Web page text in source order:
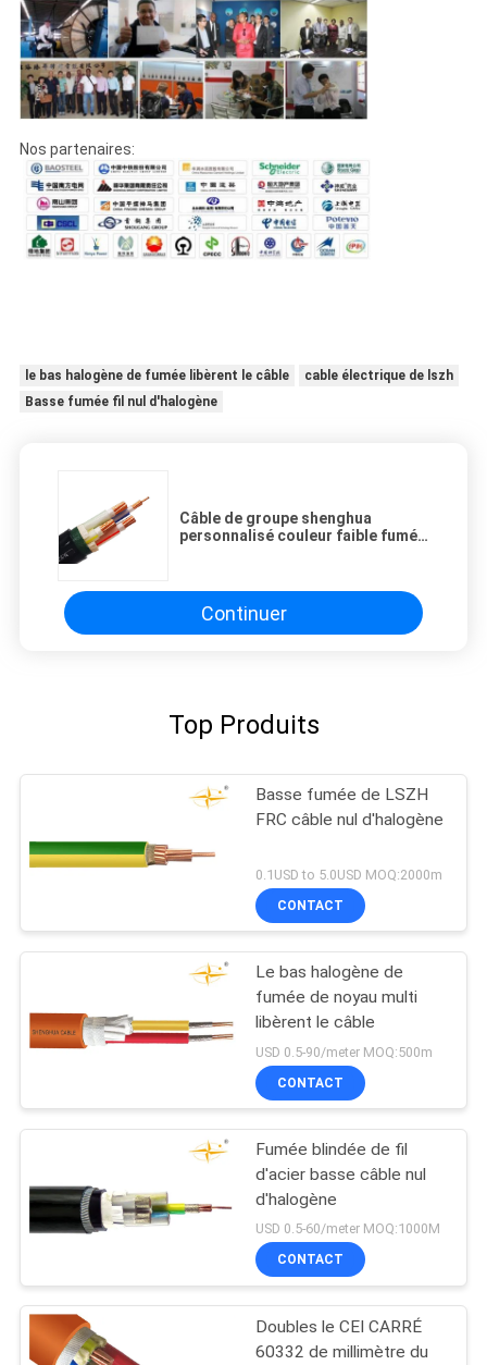
Nos partenaires:
le bas halogène de fumée libèrent le câble
cable électrique de lszh
Basse fumée fil nul d'halogène
Câble de groupe shenghua
personnalisé couleur faible fumée
l'environnement
Continuer
Top Produits
Basse fumée de LSZH
FRC câble nul d'halogène
0.1USD to 5.0USD MOQ:2000m
CONTACT
Le bas halogène de
fumée de noyau multi
libèrent le câble
USD 0.5-90/meter MOQ:500m
CONTACT
Fumée blindée de fil
d'acier basse câble nul
d'halogène
USD 0.5-60/meter MOQ:1000M
CONTACT
Doubles le CEI CARRÉ
60332 de millimètre du